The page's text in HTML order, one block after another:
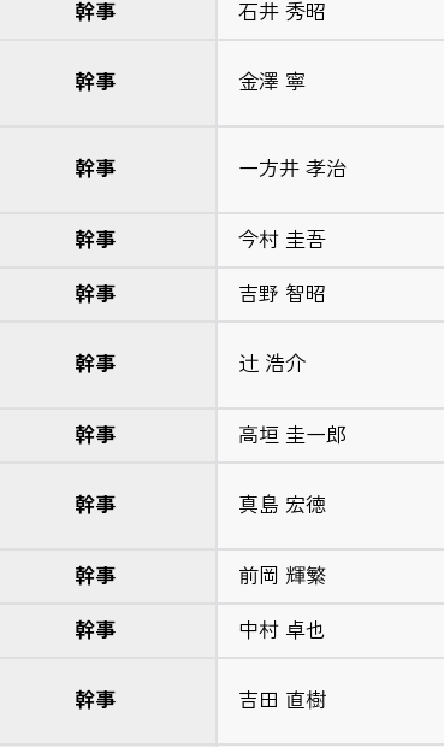
幹事 石井 秀昭
幹事 金澤 寧
幹事 一方井 孝治
幹事 今村 圭吾
幹事 吉野 智昭
幹事 辻 浩介
幹事 高垣 圭一郎
幹事 真島 宏徳
幹事 前岡 輝繁
幹事 中村 卓也
幹事 吉田 直樹